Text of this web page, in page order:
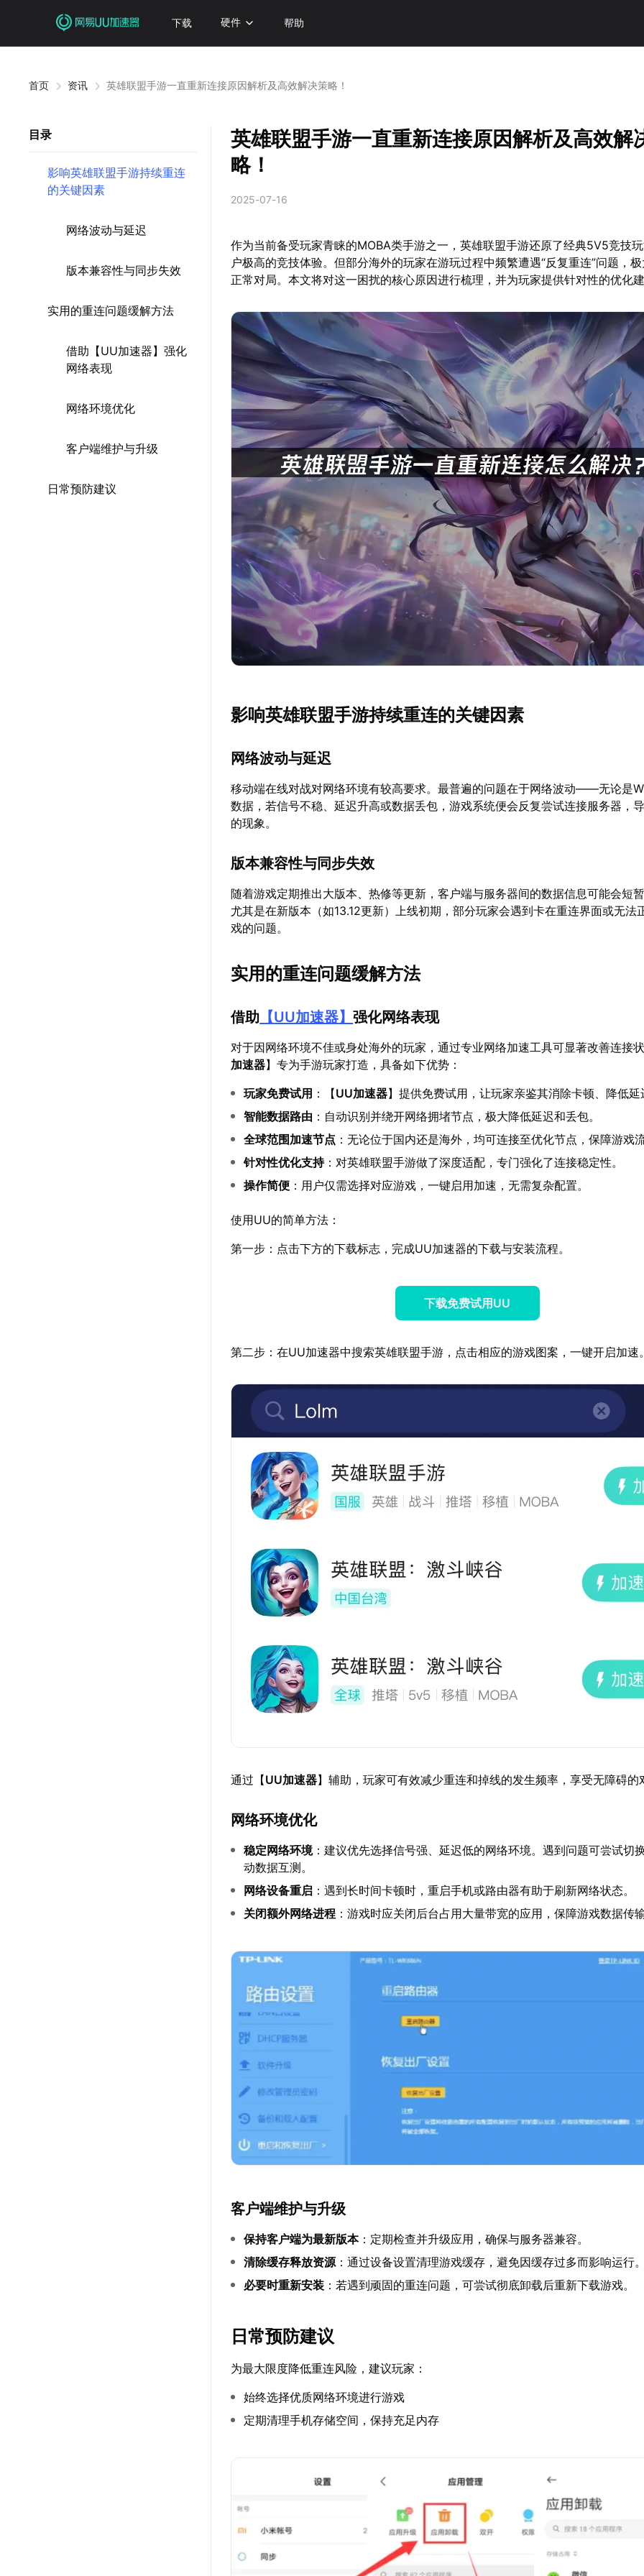
下载 硬件 帮助
首页 资讯 英雄联盟手游一直重新连接原因解析及高效解决策略！
目录
影响英雄联盟手游持续重连
的关键因素
网络波动与延迟
版本兼容性与同步失效
实用的重连问题缓解方法
借助【UU加速器】强化
网络表现
网络环境优化
客户端维护与升级
日常预防建议
英雄联盟手游一直重新连接原因解析及高效解
略！
2025-07-16
作为当前备受玩家青睐的MOBA类手游之一，英雄联盟手游还原了经典5V5竞技
户极高的竞技体验。但部分海外的玩家在游玩过程中频繁遭遇“反复重连”问题，
正常对局。本文将对这一困扰的核心原因进行梳理，并为玩家提供针对性的优化
影响英雄联盟手游持续重连的关键因素
网络波动与延迟
移动端在线对战对网络环境有较高要求。最普遍的问题在于网络波动——无论是
数据，若信号不稳、延迟升高或数据丢包，游戏系统便会反复尝试连接服务器，
的现象。
版本兼容性与同步失效
随着游戏定期推出大版本、热修等更新，客户端与服务器间的数据信息可能会短
尤其是在新版本（如13.12更新）上线初期，部分玩家会遇到卡在重连界面或无法
戏的问题。
实用的重连问题缓解方法
借助 【UU加速器】强化网络表现
对于因网络环境不佳或身处海外的玩家，通过专业网络加速工具可显著改善连接
加速器】专为手游玩家打造，具备如下优势：
玩家免费试用 ：【UU加速器】提供免费试用，让玩家亲鉴其消除卡顿、降低
智能数据路由 ：自动识别并绕开网络拥堵节点，极大降低延迟和丢包。
全球范围加速节点 ：无论位于国内还是海外，均可连接至优化节点，保障游戏
针对性优化支持：对英雄联盟手游做了深度适配，专门强化了连接稳定性。
操作简便 ：用户仅需选择对应游戏，一键启用加速，无需复杂配置。
使用UU的简单方法：
第一步：点击下方的下载标志，完成UU加速器的下载与安装流程。
下载免费试用UU
第二步：在UU加速器中搜索英雄联盟手游，点击相应的游戏图案，一键开启加速
通过【UU加速器】辅助，玩家可有效减少重连和掉线的发生频率，享受无障碍的
网络环境优化
稳定网络环境：建议优先选择信号强、延迟低的网络环境。遇到问题可尝试切
动数据互测。
网络设备重启 ：遇到长时间卡顿时，重启手机或路由器有助于刷新网络状态。
关闭额外网络进程 ：游戏时应关闭后台占用大量带宽的应用，保障游戏数据传
客户端维护与升级
保持客户端为最新版本：定期检查并升级应用，确保与服务器兼容。
清除缓存释放资源 ：通过设备设置清理游戏缓存，避免因缓存过多而影响运行
必要时重新安装 ：若遇到顽固的重连问题，可尝试彻底卸载后重新下载游戏。
日常预防建议
为最大限度降低重连风险，建议玩家：
始终选择优质网络环境进行游戏
定期清理手机存储空间，保持充足内存